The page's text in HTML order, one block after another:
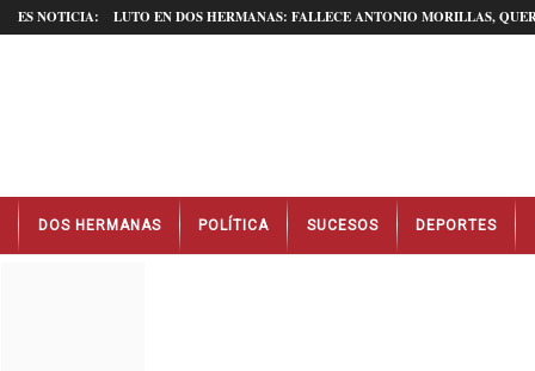
ES NOTICIA: LUTO EN DOS HERMANAS: FALLECE ANTONIO MORILLAS,
t
DOS HERMANAS POLÍTICA SUCESOS DEPORTES